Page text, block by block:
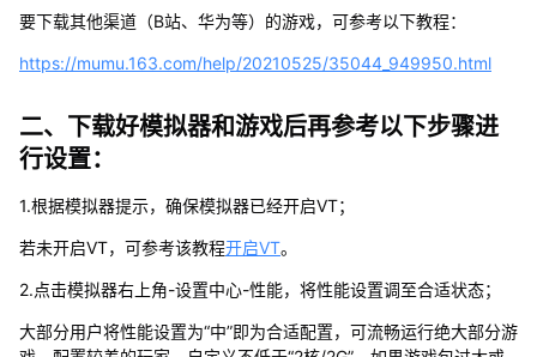
要下载其他渠道（B站、华为等）的游戏，可参考以下教程：
https://mumu.163.com/help/20210525/35044_949950.html
二、下载好模拟器和游戏后再参考以下步骤进
行设置：
1.根据模拟器提示，确保模拟器已经开启VT；
若未开启VT，可参考该教程开启VT。
2.点击模拟器右上角-设置中心-性能，将性能设置调至合适状态；
大部分用户将性能设置为“中”即为合适配置，可流畅运行绝大部分游